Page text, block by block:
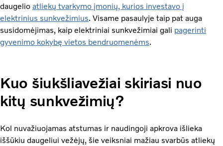
daugelio atliekų tvarkymo įmonių, kurios investavo į
elektrinius sunkvežimius. Visame pasaulyje taip pat auga
susidomėjimas, kaip elektriniai sunkvežimiai gali pagerinti
gyvenimo kokybę vietos bendruomenėms.
Kuo šiukšliavežiai skiriasi nuo
kitų sunkvežimių?
Kol nuvažiuojamas atstumas ir naudingoji apkrova išlieka
iššūkiu daugeliui vežėjų, šie veiksniai mažiau svarbūs atliekų